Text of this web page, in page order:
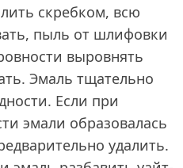
скребком, всю
пыль от шлифовки
выровнять
Эмаль тщательно
Если при
эмали образовалась
удалить.